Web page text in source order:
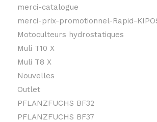
merci-catalogue
merci-prix-promotionnel-Rapid-
Motoculteurs hydrostatiques
Muli T10 X
Muli T8 X
Nouvelles
Outlet
PFLANZFUCHS BF32
PFLANZFUCHS BF37